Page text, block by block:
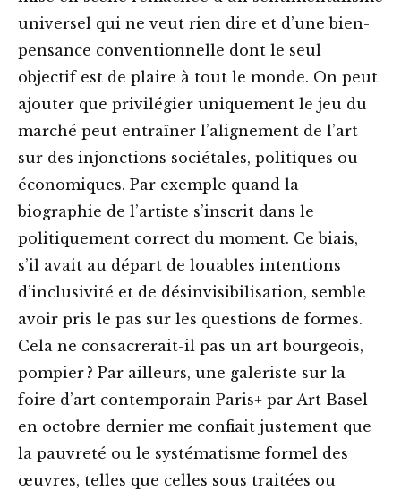
universel qui ne veut rien dire et d’une bien-
pensance conventionnelle dont le seul
objectif est de plaire à tout le monde. On peut
ajouter que privilégier uniquement le jeu du
marché peut entraîner l’alignement de l’art
sur des injonctions sociétales, politiques ou
économiques. Par exemple quand la
biographie de l’artiste s’inscrit dans le
politiquement correct du moment. Ce biais,
s’il avait au départ de louables intentions
d’inclusivité et de désinvisibilisation, semble
avoir pris le pas sur les questions de formes.
Cela ne consacrerait-il pas un art bourgeois,
pompier ? Par ailleurs, une galeriste sur la
foire d’art contemporain Paris+ par Art Basel
en octobre dernier me confiait justement que
la pauvreté ou le systématisme formel des
œuvres, telles que celles sous traitées ou